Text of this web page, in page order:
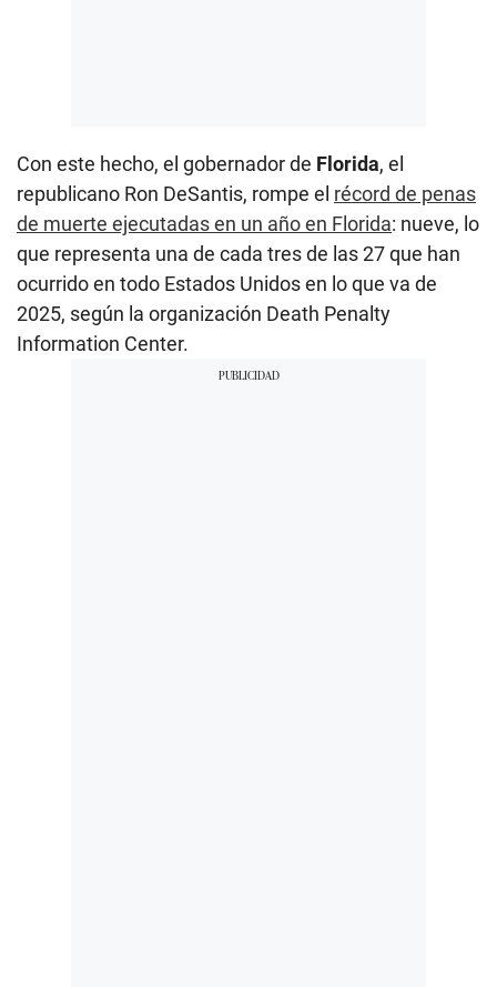
Con este hecho, el gobernador de Florida, el
republicano Ron DeSantis, rompe el récord de penas
de muerte ejecutadas en un año en Florida: nueve, lo
que representa una de cada tres de las 27 que han
ocurrido en todo Estados Unidos en lo que va de
2025, según la organización Death Penalty
Information Center.